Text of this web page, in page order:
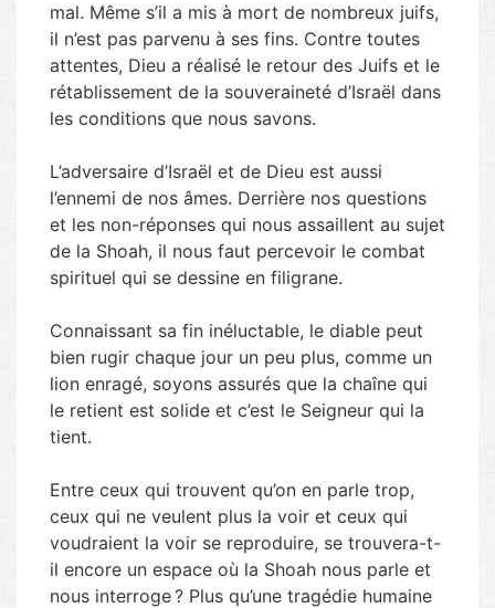
mal. Même s’il a mis à mort de nombreux juifs,
il n’est pas parvenu à ses fins. Contre toutes
attentes, Dieu a réalisé le retour des Juifs et le
rétablissement de la souveraineté d’Israël dans
les conditions que nous savons.
L’adversaire d’Israël et de Dieu est aussi
l’ennemi de nos âmes. Derrière nos questions
et les non-réponses qui nous assaillent au sujet
de la Shoah, il nous faut percevoir le combat
spirituel qui se dessine en filigrane.
Connaissant sa fin inéluctable, le diable peut
bien rugir chaque jour un peu plus, comme un
lion enragé, soyons assurés que la chaîne qui
le retient est solide et c’est le Seigneur qui la
tient.
Entre ceux qui trouvent qu’on en parle trop,
ceux qui ne veulent plus la voir et ceux qui
voudraient la voir se reproduire, se trouvera-t-
il encore un espace où la Shoah nous parle et
nous interroge ? Plus qu’une tragédie humaine